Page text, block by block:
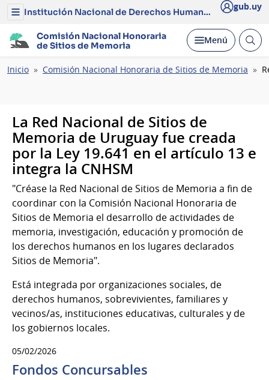
Menú
Institución
Nacional
Derechos
Humanos
Institución Nacional de Derechos Humanos y Defensoría del Pueblo gub.uy
Comisión Nacional Honoraria
de Sitios de Memoria
Desplegar
Menú Abrir
Ruta
Inicio Comisión Nacional Honoraria de Sitios de Memoria
La Red Nacional de Sitios de
Memoria de Uruguay fue creada
por la Ley 19.641 en el artículo 13 e
integra la CNHSM
"Créase la Red Nacional de Sitios de Memoria a fin de
coordinar con la Comisión Nacional Honoraria de
Sitios de Memoria el desarrollo de actividades de
memoria, investigación, educación y promoción de
los derechos humanos en los lugares declarados
Sitios de Memoria".
Está integrada por organizaciones sociales, de
derechos humanos, sobrevivientes, familiares y
vecinos/as, instituciones educativas, culturales y de
los gobiernos locales.
05/02/2026
Fondos Concursables